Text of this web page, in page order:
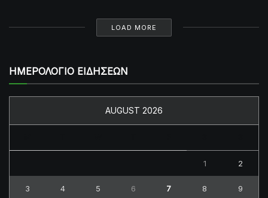
LOAD MORE
ΗΜΕΡΟΛΟΓΙΟ ΕΙΔΗΣΕΩΝ
AUGUST 2026
1 2
3 4 5 6 7 8 9